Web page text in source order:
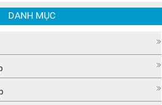
DANH MỤC